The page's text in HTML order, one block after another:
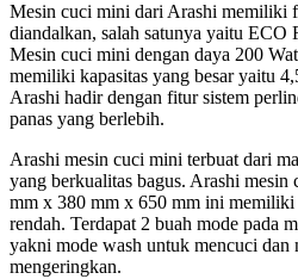
Mesin cuci mini dari Arashi memiliki
diandalkan, salah satunya yaitu ECO
Mesin cuci mini dengan daya 200
memiliki kapasitas yang besar yaitu
Arashi hadir dengan fitur sistem
panas yang berlebih.
Arashi mesin cuci mini terbuat dari
yang berkualitas bagus. Arashi
mm x 380 mm x 650 mm ini
rendah. Terdapat 2 buah mode pada
yakni mode wash untuk mencuci dan
mengeringkan.